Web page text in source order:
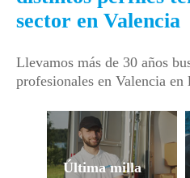
sector en Valencia
Llevamos más de 30 años
profesionales en Valencia en
Última milla